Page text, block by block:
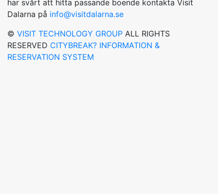
har svårt att hitta passande boende kontakta Visit
Dalarna på info@visitdalarna.se
© VISIT TECHNOLOGY GROUP ALL RIGHTS
RESERVED CITYBREAK? INFORMATION &
RESERVATION SYSTEM